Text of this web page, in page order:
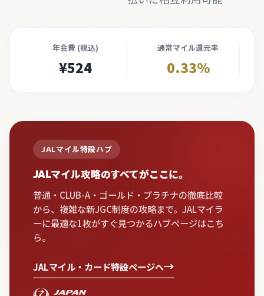
年会費 (税込)
¥524
通常マイル還元率
0.33%
JALマイル特設ハブ
JALマイル攻略のすべてがここに。
普通・CLUB-A・ゴールド・プラチナの徹底比較
から、複雑な新JGC制度の攻略まで。JALマイラ
ーに最適な1枚がすぐ見つかるハブページはこち
ら。
JALマイル・カード特設ページへ→